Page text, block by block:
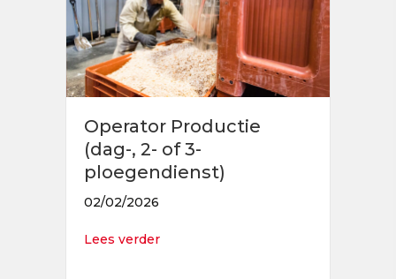
Operator Productie
(dag-, 2- of 3-
ploegendienst)
02/02/2026
Lees verderabout Operator Productie (dag-, 2-